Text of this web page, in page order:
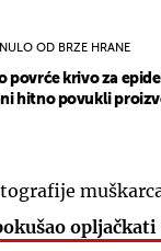
OD BRZE HRANE
povrće krivo za
hitno povukli
opljačkati